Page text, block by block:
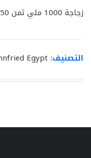
زجاجة 1000 ملي ثمن 750 جنيه
التصنيف: Egypt